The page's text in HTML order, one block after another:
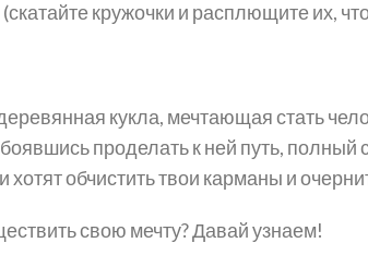
кружочки и расплющите их,
кукла, мечтающая стать
проделать к ней путь, полный
хотят обчистить твои карманы и
свою мечту? Давай узнаем!